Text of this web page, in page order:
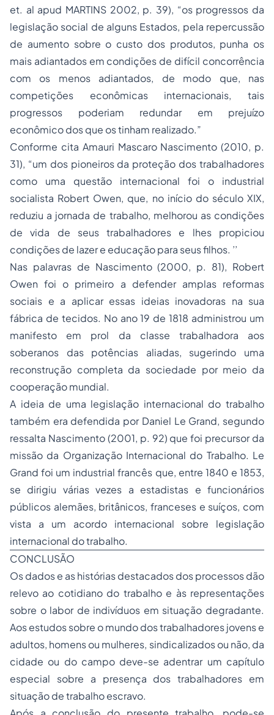
et. al apud MARTINS 2002, p. 39), “os progressos da
legislação social de alguns Estados, pela repercussão
de aumento sobre o custo dos produtos, punha os
mais adiantados em condições de difícil concorrência
com os menos adiantados, de modo que, nas
competições econômicas internacionais, tais
progressos poderiam redundar em prejuízo
econômico dos que os tinham realizado.”
Conforme cita Amauri Mascaro Nascimento (2010, p.
31), “um dos pioneiros da proteção dos trabalhadores
como uma questão internacional foi o industrial
socialista Robert Owen, que, no início do século XIX,
reduziu a jornada de trabalho, melhorou as condições
de vida de seus trabalhadores e lhes propiciou
condições de lazer e educação para seus filhos. ’’
Nas palavras de Nascimento (2000, p. 81), Robert
Owen foi o primeiro a defender amplas reformas
sociais e a aplicar essas ideias inovadoras na sua
fábrica de tecidos. No ano 19 de 1818 administrou um
manifesto em prol da classe trabalhadora aos
soberanos das potências aliadas, sugerindo uma
reconstrução completa da sociedade por meio da
cooperação mundial.
A ideia de uma legislação internacional do trabalho
também era defendida por Daniel Le Grand, segundo
ressalta Nascimento (2001, p. 92) que foi precursor da
missão da Organização Internacional do Trabalho. Le
Grand foi um industrial francês que, entre 1840 e 1853,
se dirigiu várias vezes a estadistas e funcionários
públicos alemães, britânicos, franceses e suíços, com
vista a um acordo internacional sobre legislação
internacional do trabalho.
CONCLUSÃO
Os dados e as histórias destacados dos processos dão
relevo ao cotidiano do trabalho e às representações
sobre o labor de indivíduos em situação degradante.
Aos estudos sobre o mundo dos trabalhadores jovens e
adultos, homens ou mulheres, sindicalizados ou não, da
cidade ou do campo deve-se adentrar um capítulo
especial sobre a presença dos trabalhadores em
situação de trabalho escravo.